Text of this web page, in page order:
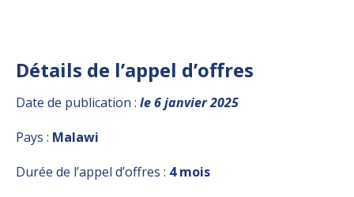
Détails de l’appel d’offres
Date de publication : le 6 janvier 2025
Pays : Malawi
Durée de l’appel d’offres : 4 mois